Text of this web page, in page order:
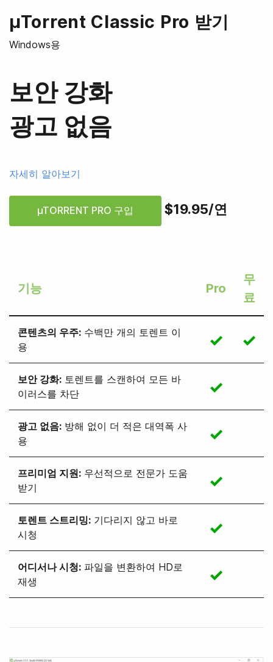
µTorrent Classic Pro 받기
Windows용
보안 강화
광고 없음
자세히 알아보기
µTORRENT PRO 구입 $19.95/연
기능 Pro
무
료
콘텐츠의 우주: 수백만 개의 토렌트 이
용
보안 강화: 토렌트를 스캔하여 모든 바
이러스를 차단
광고 없음: 방해 없이 더 적은 대역폭 사
용
프리미엄 지원: 우선적으로 전문가 도움
받기
토렌트 스트리밍: 기다리지 않고 바로
시청
어디서나 시청: 파일을 변환하여 HD로
재생